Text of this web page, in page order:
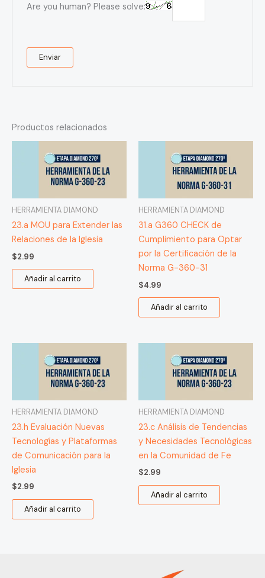
Are you human? Please solve:
Productos relacionados
HERRAMIENTA DIAMOND
23.a MOU para Extender las
Relaciones de la Iglesia
$2.99
Añadir al carrito
HERRAMIENTA DIAMOND
31.a G360 CHECK de
Cumplimiento para Optar
por la Certificación de la
Norma G-360-31
$4.99
Añadir al carrito
HERRAMIENTA DIAMOND
23.h Evaluación Nuevas
Tecnologías y Plataformas
de Comunicación para la
Iglesia
$2.99
Añadir al carrito
HERRAMIENTA DIAMOND
23.c Análisis de Tendencias
y Necesidades Tecnológicas
en la Comunidad de Fe
$2.99
Añadir al carrito